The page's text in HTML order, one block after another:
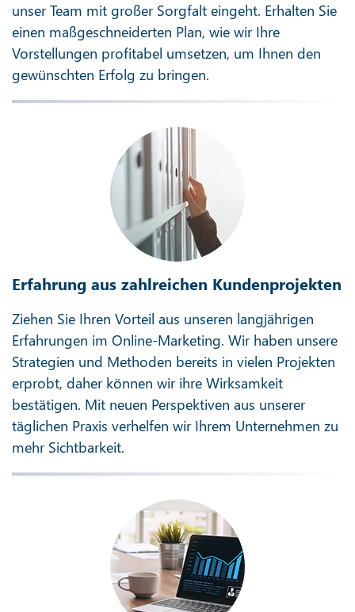
unser Team mit großer Sorgfalt eingeht. Erhalten Sie
einen maßgeschneiderten Plan, wie wir Ihre
Vorstellungen profitabel umsetzen, um Ihnen den
gewünschten Erfolg zu bringen.
Erfahrung aus zahlreichen Kundenprojekten
Ziehen Sie Ihren Vorteil aus unseren langjährigen
Erfahrungen im Online-Marketing. Wir haben unsere
Strategien und Methoden bereits in vielen Projekten
erprobt, daher können wir ihre Wirksamkeit
bestätigen. Mit neuen Perspektiven aus unserer
täglichen Praxis verhelfen wir Ihrem Unternehmen zu
mehr Sichtbarkeit.